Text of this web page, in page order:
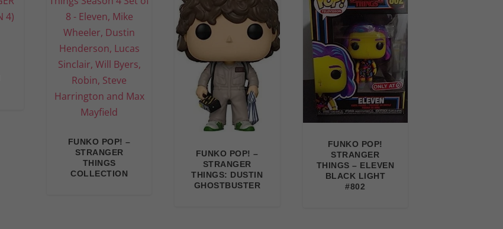
FUNKO POP! –
STRANGER
THINGS
COLLECTION
FUNKO POP! –
STRANGER
THINGS: DUSTIN
GHOSTBUSTER
FUNKO POP!
STRANGER
THINGS – ELEVEN
BLACK LIGHT
#802